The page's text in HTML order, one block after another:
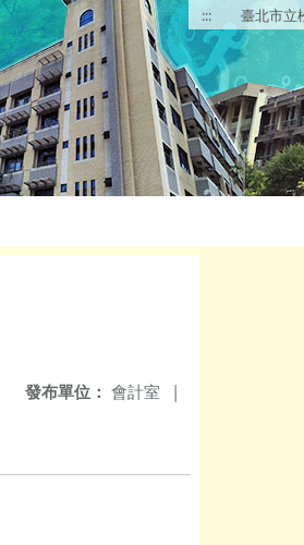
::: 臺北市立
發布單位： 會計室 |